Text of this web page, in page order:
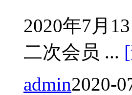
2020年7月
二次会员 ...
admin2020-